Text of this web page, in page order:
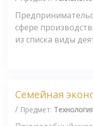
сфере
из списка виды
Семейная
/ Предмет: